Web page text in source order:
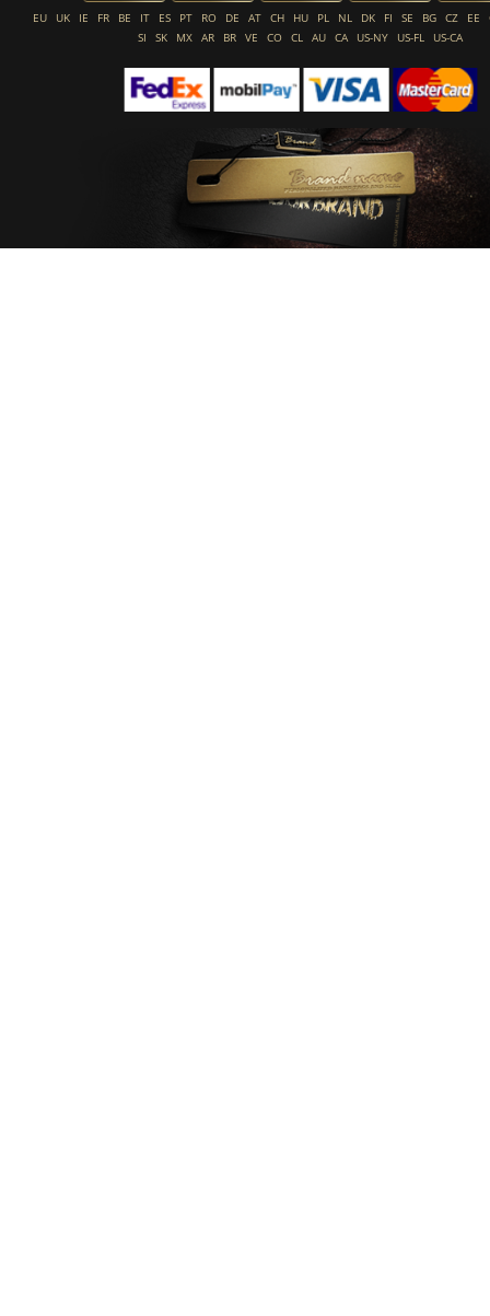
EU UK IE FR BE IT ES PT RO DE AT CH HU PL NL DK FI SE BG CZ EE
SI
SK MX AR BR VE CO CL AU CA US-NY US-FL US-CA